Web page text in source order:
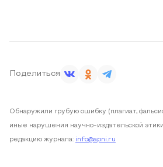
Поделиться
Обнаружили грубую ошибку (плагиат,
иные нарушения научно-издательской
редакцию журнала: info@apni.ru